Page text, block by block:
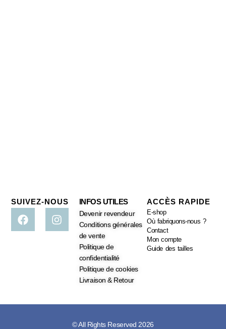
SUIVEZ-NOUS INFOS UTILES
Devenir revendeur
Conditions générales
de vente
Politique de
confidentialité
Politique de cookies
Livraison & Retour
ACCÈS RAPIDE
E-shop
Où fabriquons-nous ?
Contact
Mon compte
Guide des tailles
© All Rights Reserved 2026